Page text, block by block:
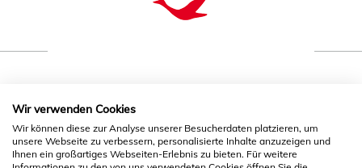
Qualität seit 1993
* Alle Preise inkl. gesetzl. Mehrwertsteuer zzgl.
Wir verwenden Cookies
Wir können diese zur Analyse unserer Besucherdaten platzieren, um
unsere Webseite zu verbessern, personalisierte Inhalte anzuzeigen und
Ihnen ein großartiges Webseiten-Erlebnis zu bieten. Für weitere